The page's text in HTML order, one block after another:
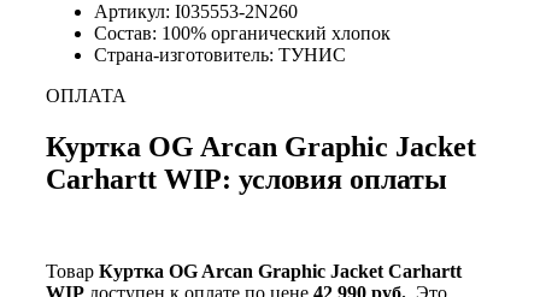
Артикул: I035553-2N260
Состав: 100% органический хлопок
Страна-изготовитель: ТУНИС
ОПЛАТА
Куртка OG Arcan Graphic Jacket
Carhartt WIP: условия оплаты
Товар Куртка OG Arcan Graphic Jacket Carhartt